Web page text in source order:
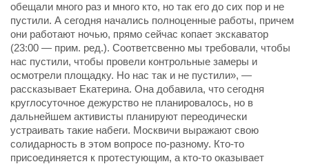
обещали много раз и много кто, но так его до сих пор и не
пустили. А сегодня начались полноценные работы, причем
они работают ночью, прямо сейчас копает экскаватор
(23:00 — прим. ред.). Соответсвенно мы требовали, чтобы
нас пустили, чтобы провели контрольные замеры и
осмотрели площадку. Но нас так и не пустили», —
рассказывает Екатерина. Она добавила, что сегодня
круглосуточное дежурство не планировалось, но в
дальнейшем активисты планируют переодически
устраивать такие набеги. Москвичи выражают свою
солидарность в этом вопросе по-разному. Кто-то
присоединяется к протестующим, а кто-то оказывает